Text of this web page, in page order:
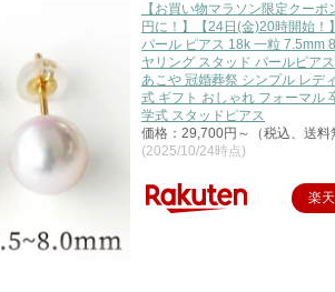
【お買い物マラソン限定クー
円に！】【24日(金)20時開始！
パール ピアス 18k 一粒 7.5mm
ヤリング スタッド パールピア
あこや 冠婚葬祭 シンプル レデ
式 ギフト おしゃれ フォーマル
学式 スタッドピアス
価格：29,700円～（税込、送料
(2025/10/24時点)
楽